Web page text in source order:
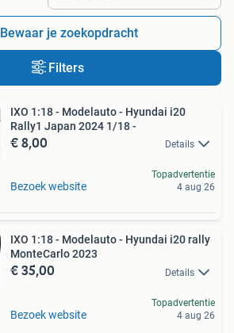
Bewaar je zoekopdracht
Filters
IXO 1:18 - Modelauto - Hyundai i20
Rally1 Japan 2024 1/18 -
€ 8,00 Details
Bezoek website
Topadvertentie
4 aug 26
IXO 1:18 - Modelauto - Hyundai i20 rally
MonteCarlo 2023
€ 35,00 Details
Bezoek website
Topadvertentie
4 aug 26